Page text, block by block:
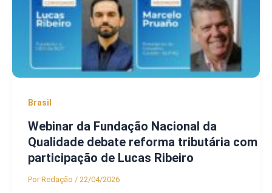
Brasil
Webinar da Fundação Nacional da
Qualidade debate reforma tributária com
participação de Lucas Ribeiro
PorRedação / 22/04/2026